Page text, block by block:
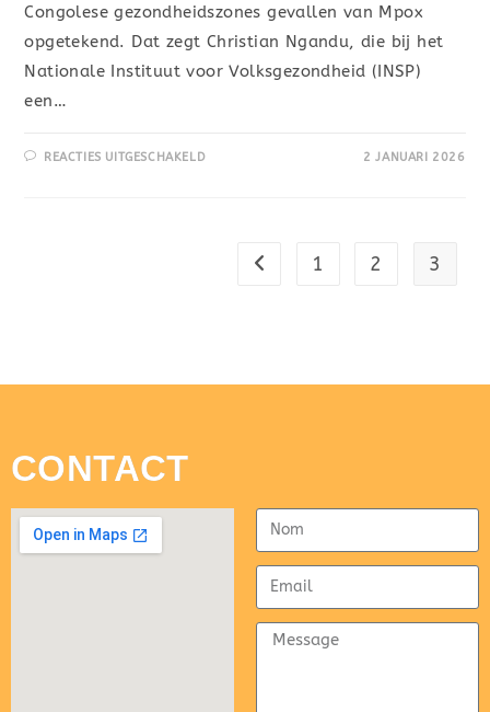
Congolese gezondheidszones gevallen van Mpox
opgetekend. Dat zegt Christian Ngandu, die bij het
Nationale Instituut voor Volksgezondheid (INSP)
een…
REACTIES UITGESCHAKELD 2 JANUARI 2026
1 2 3
CONTACT